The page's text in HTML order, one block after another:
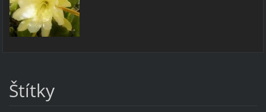
Štítky